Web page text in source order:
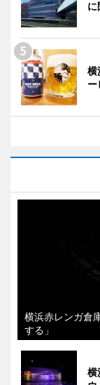
横
ー
横浜赤レンガ倉
する」
横